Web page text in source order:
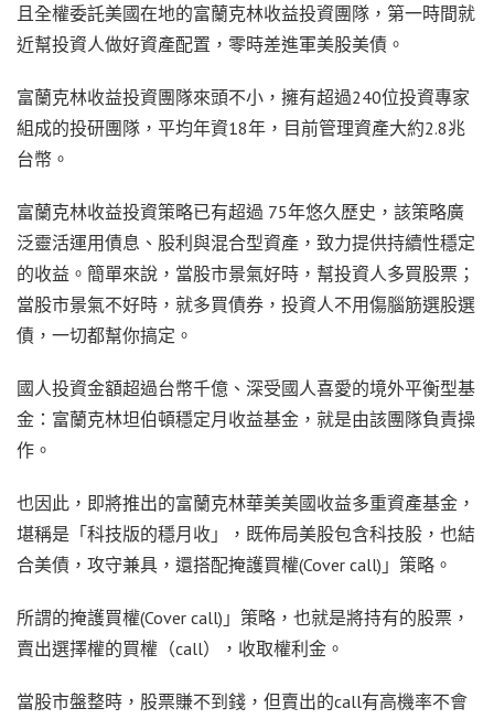
且全權委託美國在地的富蘭克林收益投資團隊，第一時間就
近幫投資人做好資產配置，零時差進軍美股美債。
富蘭克林收益投資團隊來頭不小，擁有超過240位投資專家
組成的投研團隊，平均年資18年，目前管理資產大約2.8兆
台幣。
富蘭克林收益投資策略已有超過 75年悠久歷史，該策略廣
泛靈活運用債息、股利與混合型資產，致力提供持續性穩定
的收益。簡單來說，當股市景氣好時，幫投資人多買股票；
當股市景氣不好時，就多買債券，投資人不用傷腦筋選股選
債，一切都幫你搞定。
國人投資金額超過台幣千億、深受國人喜愛的境外平衡型基
金：富蘭克林坦伯頓穩定月收益基金，就是由該團隊負責操
作。
也因此，即將推出的富蘭克林華美美國收益多重資產基金，
堪稱是「科技版的穩月收」，既佈局美股包含科技股，也結
合美債，攻守兼具，還搭配掩護買權(Cover call)」策略。
所謂的掩護買權(Cover call)」策略，也就是將持有的股票，
賣出選擇權的買權（call），收取權利金。
當股市盤整時，股票賺不到錢，但賣出的call有高機率不會